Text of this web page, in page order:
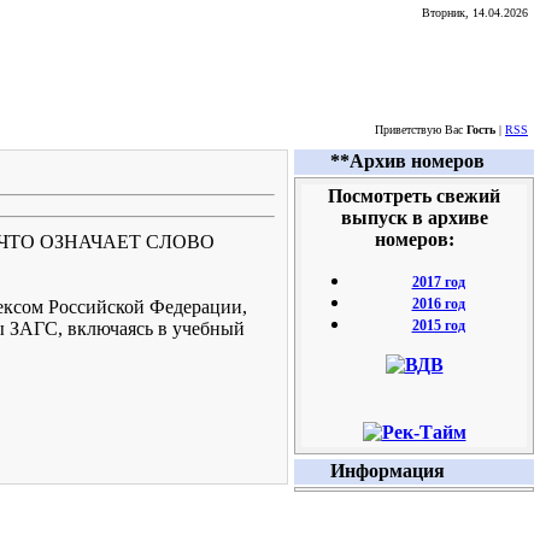
Вторник, 14.04.2026
Приветствую Вас Гость | RSS
ОЗНАЧАЕТ СЛОВО
Российской Федерации,
ЗАГС, включаясь в учебный
**Архив номеров
Посмотреть свежий
выпуск в архиве
номеров:
2017 год
2016 год
2015 год
Информация